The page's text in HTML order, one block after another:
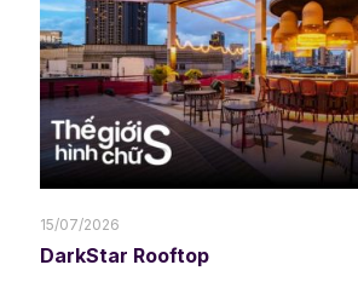
15/07/2026
DarkStar Rooftop